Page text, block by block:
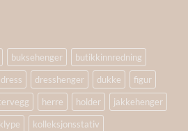
buksehenger
butikkinnredning
dress dresshenger dukke
figur
herre holder
jakkehenger
klype
kolleksjonsstativ